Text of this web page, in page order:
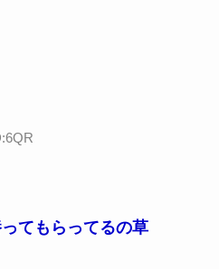
てもらってるの草